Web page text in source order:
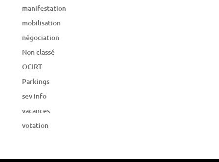
manifestation
mobilisation
négociation
Non classé
OCIRT
Parkings
sev info
vacances
votation